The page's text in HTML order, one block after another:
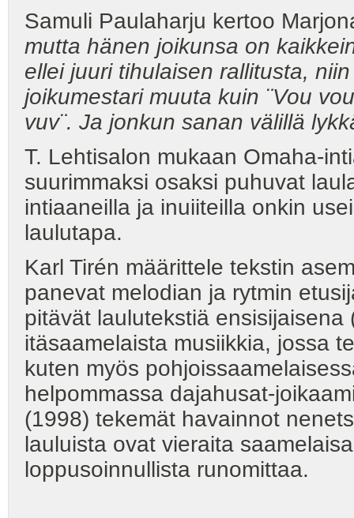
Samuli Paulaharju kertoo
mutta hänen joikunsa on
ellei juuri tihulaisen rallitusta,
joikumestari muuta kuin ¨Vou
vuv¨. Ja jonkun sanan välillä
T. Lehtisalon mukaan Omaha-
suurimmaksi osaksi puhuvat
intiaaneilla ja inuiiteilla onkin
laulutapa.
Karl Tirén määrittele tekstin
panevat melodian ja rytmin
pitävät laulutekstiä
itäsaamelaista musiikkia, jossa
kuten myös
helpommassa dajahusat-
(1998) tekemät havainnot
lauluista ovat vieraita
loppusoinnullista runomittaa.